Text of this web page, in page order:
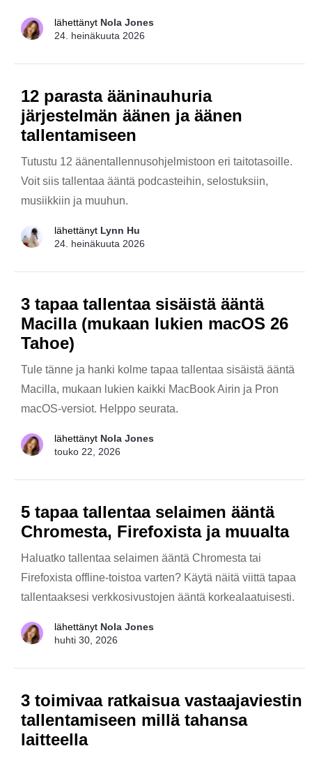
lähettänyt Nola Jones
24. heinäkuuta 2026
12 parasta ääninauhuria
järjestelmän äänen ja äänen
tallentamiseen
Tutustu 12 äänentallennusohjelmistoon eri taitotasoille.
Voit siis tallentaa ääntä podcasteihin, selostuksiin,
musiikkiin ja muuhun.
lähettänyt Lynn Hu
24. heinäkuuta 2026
3 tapaa tallentaa sisäistä ääntä
Macilla (mukaan lukien macOS 26
Tahoe)
Tule tänne ja hanki kolme tapaa tallentaa sisäistä ääntä
Macilla, mukaan lukien kaikki MacBook Airin ja Pron
macOS-versiot. Helppo seurata.
lähettänyt Nola Jones
touko 22, 2026
5 tapaa tallentaa selaimen ääntä
Chromesta, Firefoxista ja muualta
Haluatko tallentaa selaimen ääntä Chromesta tai
Firefoxista offline-toistoa varten? Käytä näitä viittä tapaa
tallentaaksesi verkkosivustojen ääntä korkealaatuisesti.
lähettänyt Nola Jones
huhti 30, 2026
3 toimivaa ratkaisua vastaajaviestin
tallentamiseen millä tahansa
laitteella